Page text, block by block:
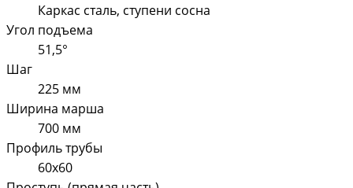
Каркас сталь, ступени сосна
Угол подъема
51,5°
Шаг
225 мм
Ширина марша
700 мм
Профиль трубы
60х60